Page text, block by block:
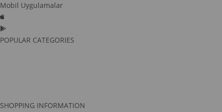
Mobil Uygulamalar
POPULAR CATEGORIES
SHOPPING INFORMATION